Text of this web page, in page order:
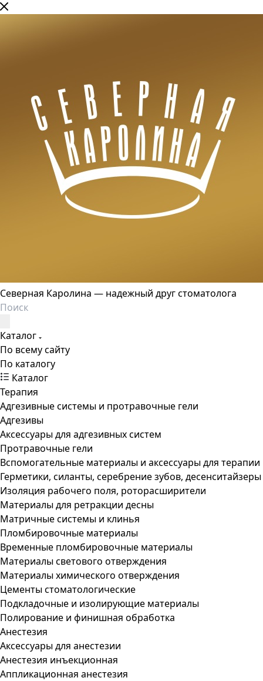
Северная Каролина — надежный друг стоматолога
Каталог
По всему сайту
По каталогу
Каталог
Терапия
Адгезивные системы и протравочные гели
Адгезивы
Аксессуары для адгезивных систем
Протравочные гели
Вспомогательные материалы и аксессуары для терапии
Герметики, силанты, серебрение зубов, десенситайзеры
Изоляция рабочего поля, роторасширители
Материалы для ретракции десны
Матричные системы и клинья
Пломбировочные материалы
Временные пломбировочные материалы
Материалы светового отверждения
Материалы химического отверждения
Цементы стоматологические
Подкладочные и изолирующие материалы
Полирование и финишная обработка
Анестезия
Аксессуары для анестезии
Анестезия инъекционная
Аппликационная анестезия